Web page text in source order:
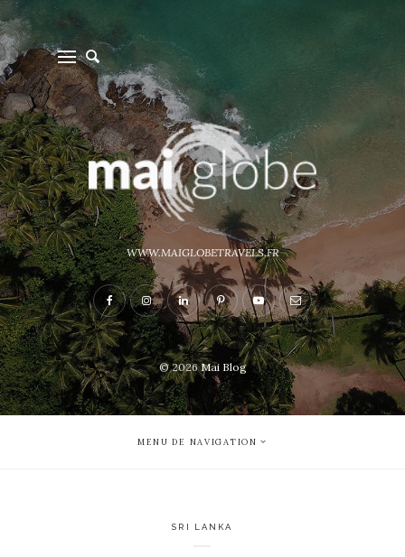
WWW.MAIGLOBETRAVELS.FR
© 2026Mai Blog
MENU DE NAVIGATION
SRI LANKA